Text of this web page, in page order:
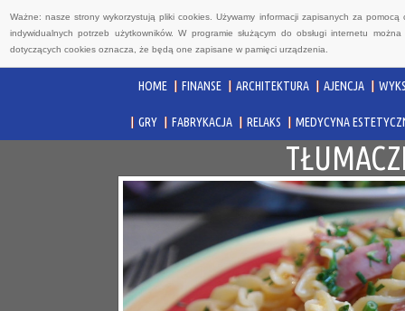
Ważne: nasze strony wykorzystują pliki cookies. Używamy informacji zapisanych za
indywidualnych potrzeb użytkowników. W programie służącym do obsługi internetu
dotyczących cookies oznacza, że będą one zapisane w pamięci urządzenia.
HOME FINANSE ARCHITEKTURA AJENCJA
GRY FABRYKACJA RELAKS MEDYCYNA